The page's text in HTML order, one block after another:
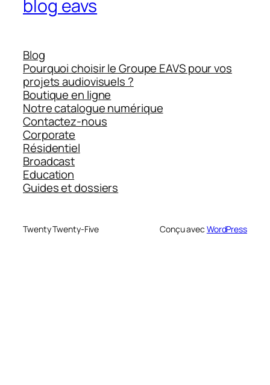
blog eavs
Blog
Pourquoi choisir le Groupe EAVS pour vos
projets audiovisuels ?
Boutique en ligne
Notre catalogue numérique
Contactez-nous
Corporate
Résidentiel
Broadcast
Education
Guides et dossiers
Twenty Twenty-Five Conçu avec WordPress